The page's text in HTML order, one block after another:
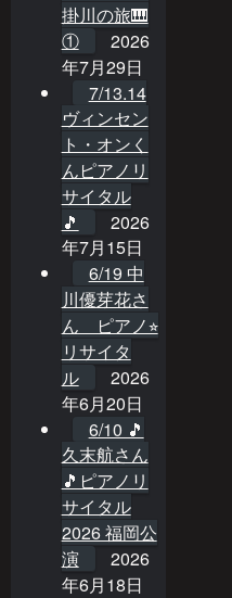
掛川の旅🎹
①
2026
年7月29日
7/13.14
ヴィンセン
ト・オンく
んピアノリ
サイタル
🎵
2026
年7月15日
6/19 中
川優芽花さ
ん ピアノ⭐︎
リサイタ
ル
2026
年6月20日
6/10 🎵
久末航さん
🎵ピアノリ
サイタル
2026 福岡公
演
2026
年6月18日